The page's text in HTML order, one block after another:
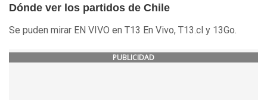
Dónde ver los partidos de Chile
Se puden mirar EN VIVO en T13 En Vivo, T13.cl y 13Go.
PUBLICIDAD